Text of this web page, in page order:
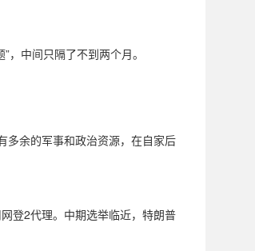
，中间只隔了不到两个月。
多余的军事和政治资源，在自家后
登2代理。中期选举临近，特朗普